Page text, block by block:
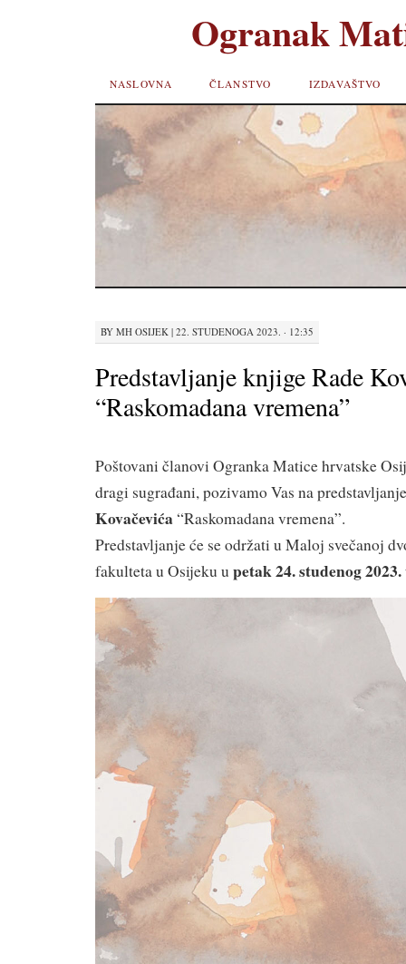
Ogranak
SKIP TO
CONTENT
NASLOVNA ČLANSTVO IZDAVAŠTVO
BY MH OSIJEK | 22. STUDENOGA 2023. · 12:35
Predstavljanje knjige Rade
“Raskomadana vremena”
Poštovani članovi Ogranka Matice hrvatske
dragi sugrađani, pozivamo Vas na
Kovačevića“Raskomadana vremena”.
Predstavljanje će se održati u Maloj svečanoj
fakulteta u Osijeku u petak 24. studenog